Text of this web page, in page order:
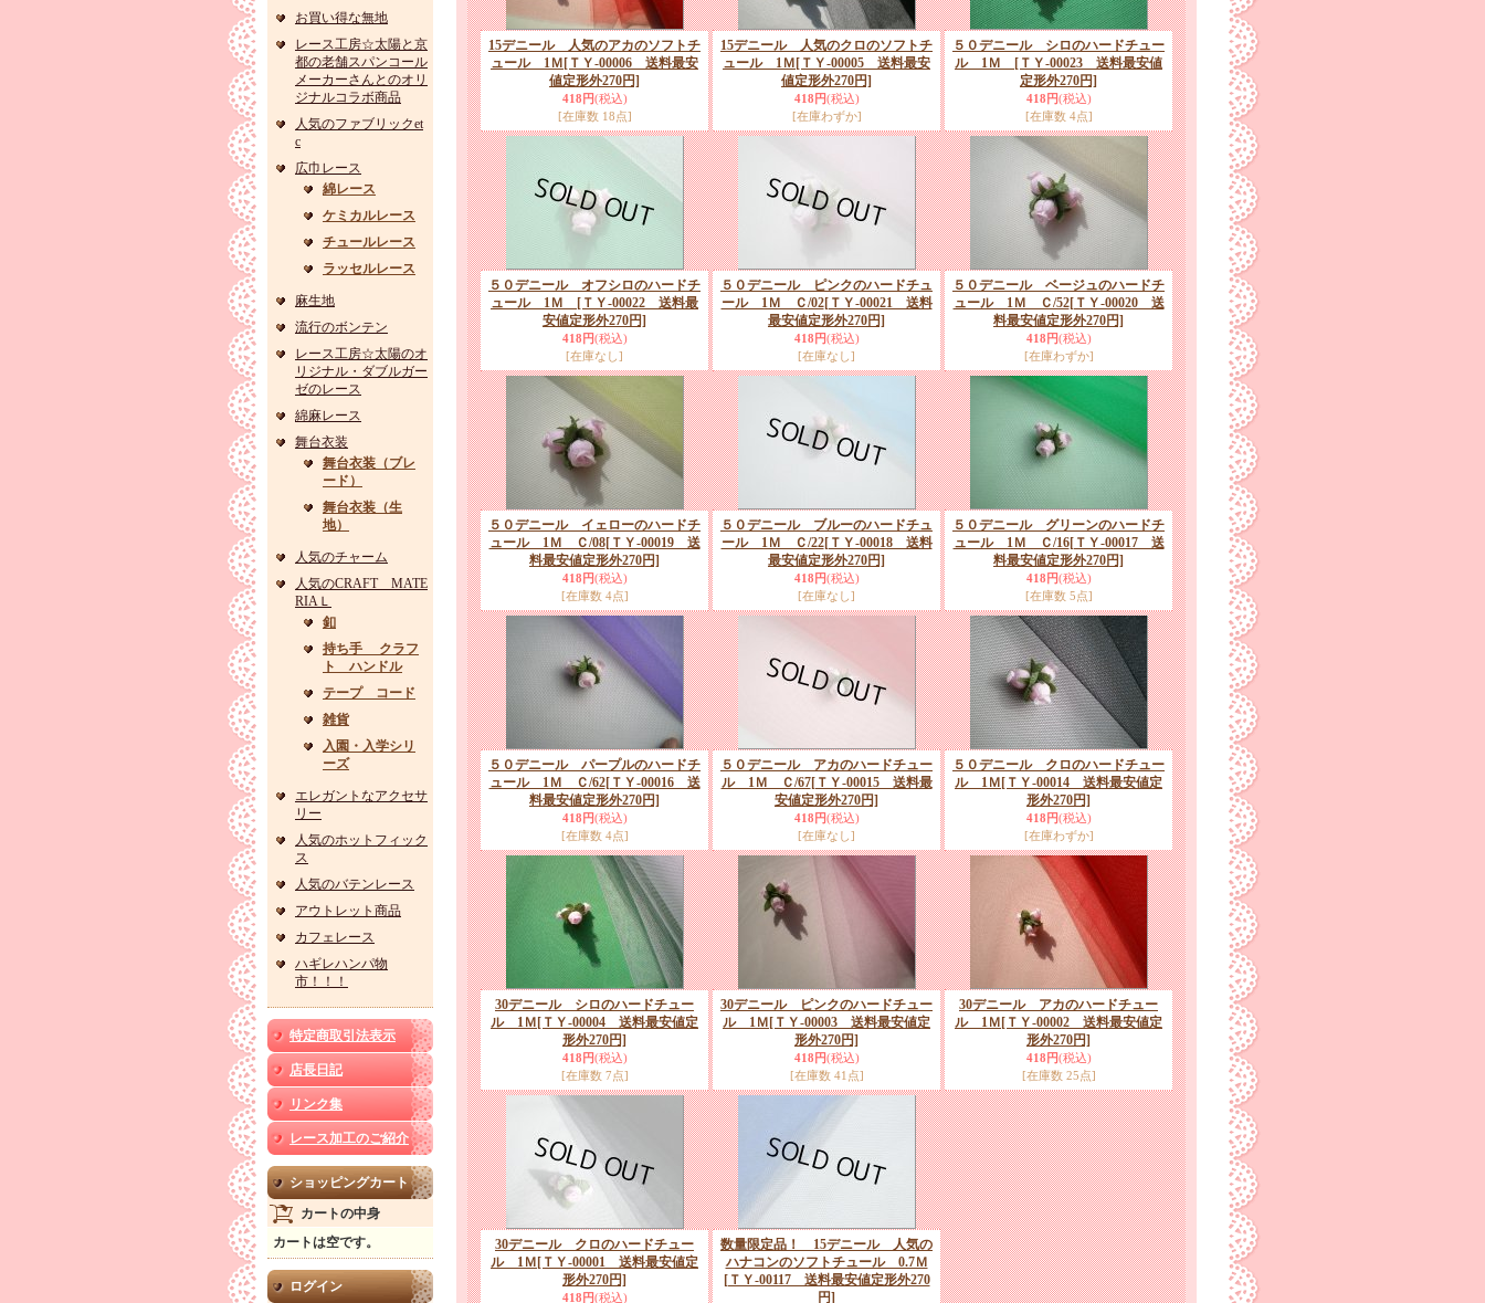
お買い得な無地
レース工房☆太陽と京
都の老舗スパンコール
メーカーさんとのオリ
ジナルコラボ商品
人気のファブリックet
c
広巾レース
綿レース
ケミカルレース
チュールレース
ラッセルレース
麻生地
流行のボンテン
レース工房☆太陽のオ
リジナル・ダブルガー
ゼのレース
綿麻レース
舞台衣装
舞台衣装（ブレ
ード）
舞台衣装（生
地）
人気のチャーム
人気のCRAFT MATE
RIAＬ
釦
持ち手 クラフ
ト ハンドル
テープ コード
雑貨
入園・入学シリ
ーズ
エレガントなアクセサ
リー
人気のホットフィック
ス
人気のバテンレース
アウトレット商品
カフェレース
ハギレハンパ物
市！！！
特定商取引法表示
店長日記
リンク集
レース加工のご紹介
ショッピングカート
カートの中身
カートは空です。
ログイン
15デニール 人気のアカのソフトチ
ュール 1Ｍ [ＴＹ-00006 送料最安
値定形外270円]
418円(税込)
[在庫数 18点]
15デニール 人気のクロのソフトチ
ュール 1Ｍ [ＴＹ-00005 送料最安
値定形外270円]
418円(税込)
[在庫わずか]
５０デニール シロのハードチュー
ル 1Ｍ
[ＴＹ-00023 送料最安値
定形外270円]
418円(税込)
[在庫数 4点]
５０デニール オフシロのハードチ
ュール 1Ｍ
[ＴＹ-00022 送料最
安値定形外270円]
418円(税込)
[在庫なし]
５０デニール ピンクのハードチュ
ール 1Ｍ Ｃ/02[ＴＹ-00021 送料
最安値定形外270円]
418円(税込)
[在庫なし]
５０デニール ベージュのハードチ
ュール 1Ｍ Ｃ/52[ＴＹ-00020 送
料最安値定形外270円]
418円(税込)
[在庫わずか]
５０デニール イェローのハードチ
ュール 1Ｍ Ｃ/08[ＴＹ-00019 送
料最安値定形外270円]
418円(税込)
[在庫数 4点]
５０デニール ブルーのハードチュ
ール 1Ｍ Ｃ/22[ＴＹ-00018 送料
最安値定形外270円]
418円(税込)
[在庫なし]
５０デニール グリーンのハードチ
ュール 1Ｍ Ｃ/16[ＴＹ-00017 送
料最安値定形外270円]
418円(税込)
[在庫数 5点]
５０デニール パープルのハードチ
ュール 1Ｍ Ｃ/62[ＴＹ-00016 送
料最安値定形外270円]
418円(税込)
[在庫数 4点]
５０デニール アカのハードチュー
ル 1Ｍ Ｃ/67[ＴＹ-00015 送料最
安値定形外270円]
418円(税込)
[在庫なし]
５０デニール クロのハードチュー
ル 1Ｍ [ＴＹ-00014 送料最安値定
形外270円]
418円(税込)
[在庫わずか]
30デニール シロのハードチュー
ル 1Ｍ [ＴＹ-00004 送料最安値定
形外270円]
418円(税込)
[在庫数 7点]
30デニール ピンクのハードチュー
ル 1Ｍ [ＴＹ-00003 送料最安値定
形外270円]
418円(税込)
[在庫数 41点]
30デニール アカのハードチュー
ル 1Ｍ [ＴＹ-00002 送料最安値定
形外270円]
418円(税込)
[在庫数 25点]
30デニール クロのハードチュー
ル 1Ｍ [ＴＹ-00001 送料最安値定
形外270円]
418円(税込)
数量限定品！ 15デニール 人気の
ハナコンのソフトチュール 0.7Ｍ
[ＴＹ-00117 送料最安値定形外270
円]